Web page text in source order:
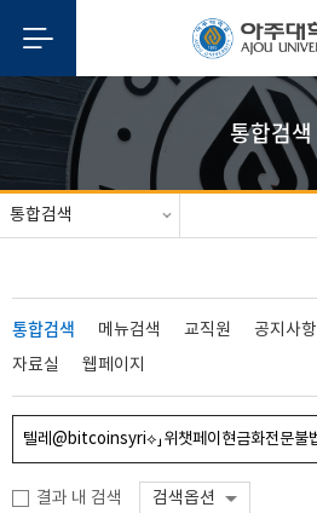
통합검색
통합검색
통합검색 메뉴검색 교직원 공지사항
자료실
웹페이지
결과 내 검색 검색옵션